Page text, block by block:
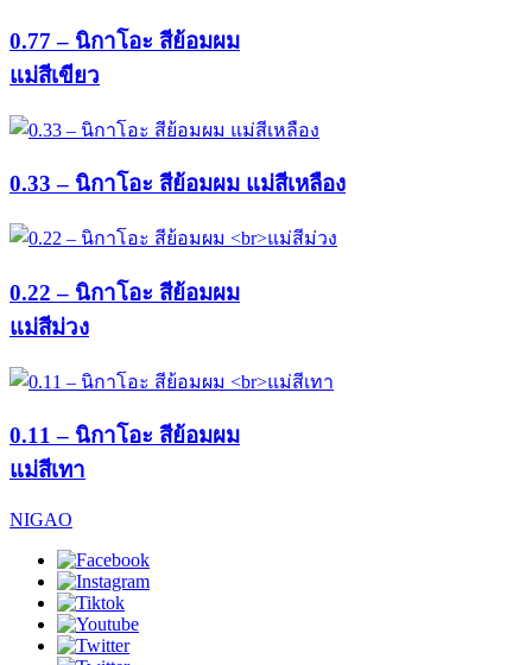
0.77 – นิกาโอะ สีย้อมผม
แม่สีเขียว
0.33 – นิกาโอะ สีย้อมผม แม่สีเหลือง
0.22 – นิกาโอะ สีย้อมผม
แม่สีม่วง
0.11 – นิกาโอะ สีย้อมผม
แม่สีเทา
NIGAO